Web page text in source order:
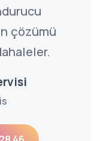
çözümü